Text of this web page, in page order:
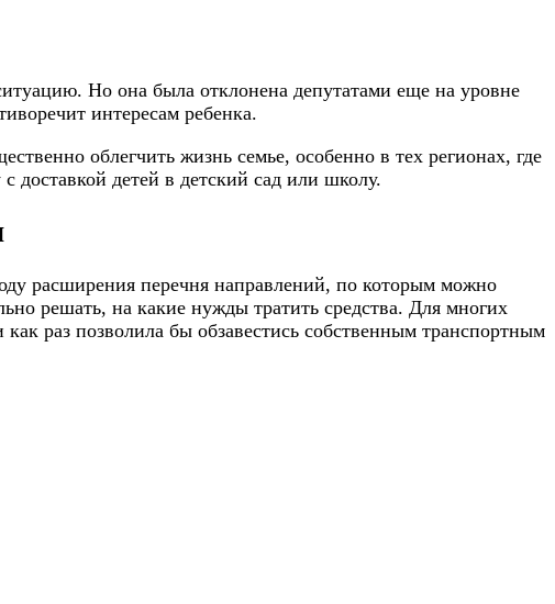
Но она была отклонена депутатами еще на уровне
интересам ребенка.
облегчить жизнь семье, особенно в тех регионах, где
доставкой детей в детский сад или школу.
расширения перечня направлений, по которым можно
решать, на какие нужды тратить средства. Для многих
раз позволила бы обзавестись собственным транспортным